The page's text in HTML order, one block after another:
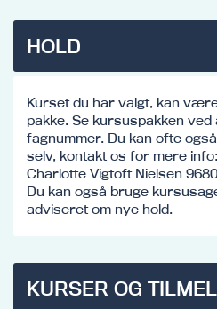
HOLD
Kurset du har valgt, kan
pakke. Se kursuspakken
fagnummer. Du kan ofte
selv, kontakt os for mere
Charlotte Vigtoft Nielsen
Du kan også bruge
adviseret om nye hold.
KURSER OG